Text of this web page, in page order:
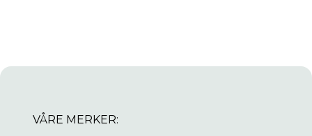
VÅRE MERKER: